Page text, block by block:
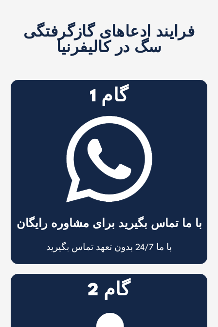
فرایند ادعاهای گازگرفتگی
سگ در کالیفرنیا
گام 1
با ما تماس بگیرید برای مشاوره رایگان
با ما 24/7 بدون تعهد تماس بگیرید
گام 2